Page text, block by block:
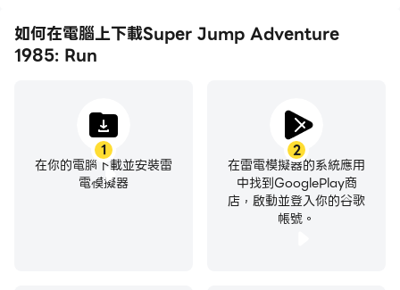
如何在電腦上下載Super Jump Adventure
1985: Run
1
在你的電腦下載並安裝雷
電模擬器
2
在雷電模擬器的系統應用
中找到GooglePlay商
店，啟動並登入你的谷歌
帳號。